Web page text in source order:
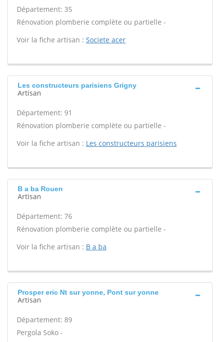
Département: 35
Rénovation plomberie complète ou partielle -
Voir la fiche artisan : Societe acer
Les constructeurs parisiens Grigny
Artisan
Département: 91
Rénovation plomberie complète ou partielle -
Voir la fiche artisan : Les constructeurs parisiens
B a ba Rouen
Artisan
Département: 76
Rénovation plomberie complète ou partielle -
Voir la fiche artisan : B a ba
Prosper eric Nt sur yonne, Pont sur yonne
Artisan
Département: 89
Pergola Soko -